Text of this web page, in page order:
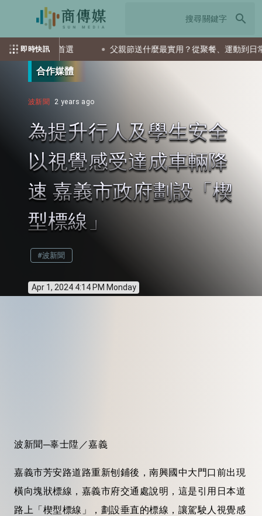
search
即時快訊
會是首選 父親節送什麼最實用？從聚餐、運動到日常營養
合作媒體
波新聞 2 years ago
為提升行人及學生安全
以視覺感受達成車輛降
速 嘉義市政府劃設「楔
型標線」
#波新聞
Apr 1, 2024 4:14 PM Monday
波新聞─辜士陞／嘉義
嘉義市芳安路道路重新刨鋪後，南興國中大門口前出現
橫向塊狀標線，嘉義市府交通處說明，這是引用日本道
路上「楔型標線」，劃設垂直的標線，讓駕駛人視覺感